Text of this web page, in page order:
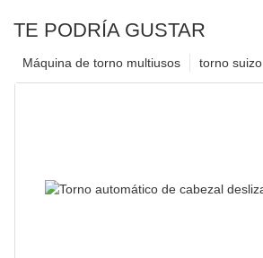
TE PODRÍA GUSTAR
torno suizo
Máquina de torno multiusos